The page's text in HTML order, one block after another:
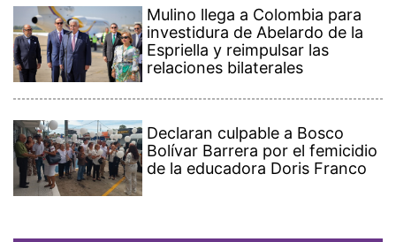
Mulino llega a Colombia para
investidura de Abelardo de la
Espriella y reimpulsar las
relaciones bilaterales
Declaran culpable a Bosco
Bolívar Barrera por el femicidio
de la educadora Doris Franco